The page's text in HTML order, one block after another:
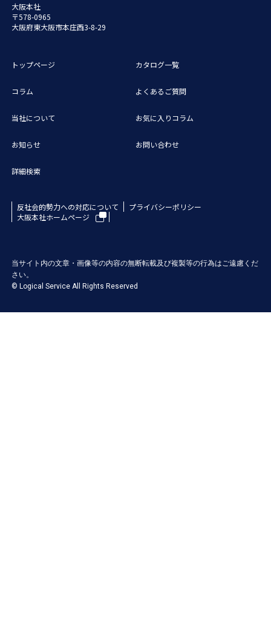
大阪本社
〒578-0965
大阪府東大阪市本庄西3-8-29
トップページ
コラム
当社について
お知らせ
詳細検索
カタログ一覧
よくあるご質問
お気に入りコラム
お問い合わせ
反社会的勢力への対応について
プライバシーポリシー
大阪本社ホームページ
当サイト内の文章・画像等の内容の無断転載及び複製等の行為はご遠慮くだ
さい。
© Logical Service All Rights Reserved